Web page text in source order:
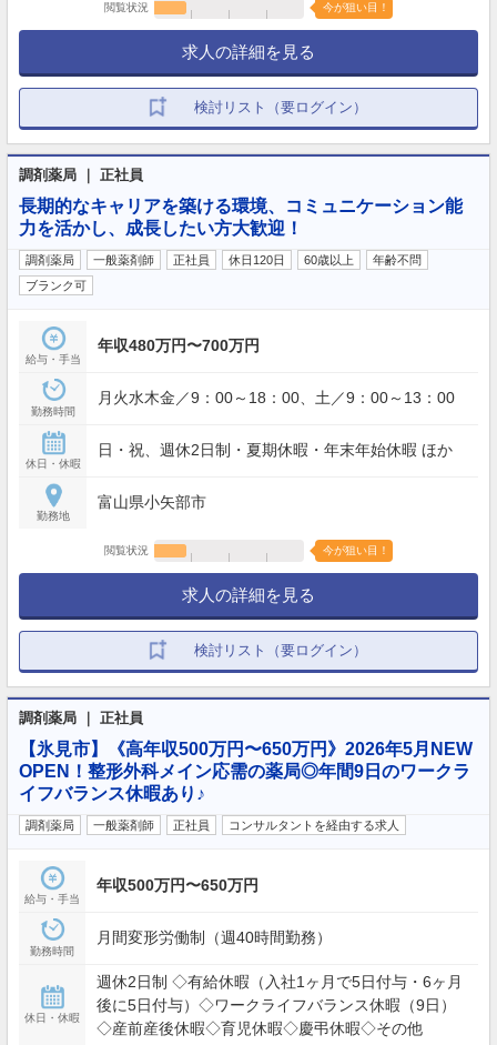
閲覧状況 今が狙い目！
求人の詳細を見る
検討リスト（要ログイン）
調剤薬局 ｜ 正社員
長期的なキャリアを築ける環境、コミュニケーション能
力を活かし、成長したい方大歓迎！
調剤薬局 一般薬剤師 正社員 休日120日 60歳以上
年齢不問
ブランク可
給与・手当
年収480万円〜700万円
勤務時間
月火水木金／9：00～18：00、土／9：00～13：00
休日・休暇
日・祝、週休2日制・夏期休暇・年末年始休暇 ほか
勤務地
富山県小矢部市
閲覧状況 今が狙い目！
求人の詳細を見る
検討リスト（要ログイン）
調剤薬局 ｜ 正社員
【氷見市】《高年収500万円〜650万円》2026年5月NEW
OPEN！整形外科メイン応需の薬局◎年間9日のワークラ
イフバランス休暇あり♪
調剤薬局 一般薬剤師 正社員 コンサルタントを経由する求人
給与・手当
年収500万円〜650万円
勤務時間
月間変形労働制（週40時間勤務）
休日・休暇
週休2日制 ◇有給休暇（入社1ヶ月で5日付与・6ヶ月
後に5日付与）◇ワークライフバランス休暇（9日）
◇産前産後休暇◇育児休暇◇慶弔休暇◇その他